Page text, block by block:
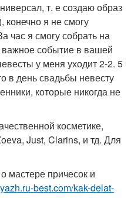
т. е создаю образ
конечно я не смогу
час я смогу собрать на
событие в вашей
у меня уходит 2-2. 5
в день свадьбы невесту
которые никогда не
косметике,
Just, Clarins, и тд. Для
мастере причесок и
best.com/kak-delat-